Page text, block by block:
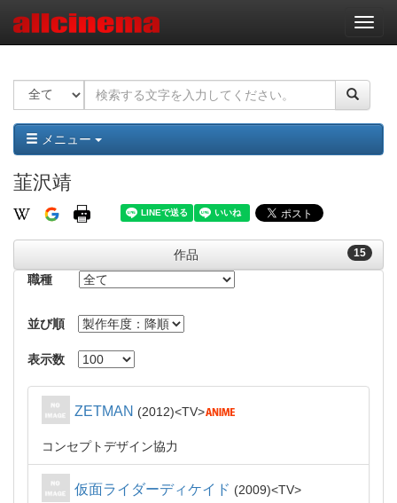
ナ
ビ
ー
ョ
ン
メニュー
韮沢靖
15
作品
職種
並び順
表示数
ZETMAN 2012 TV
コンセプトデザイン協力
仮面ライダーディケイド 2009 TV